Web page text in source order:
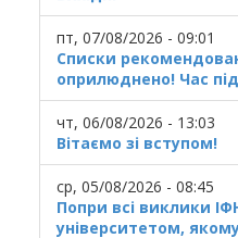
пт, 07/08/2026 - 09:01
Списки
оприлюднено! Час
чт, 06/08/2026 - 13:03
Вітаємо зі вступом!
ср, 05/08/2026 - 08:45
Попри всі виклики
університетом,